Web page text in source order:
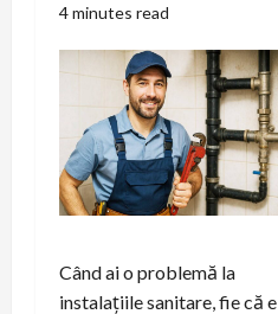
4 minutes read
Când ai o problemă la
instalațiile sanitare, fie că e